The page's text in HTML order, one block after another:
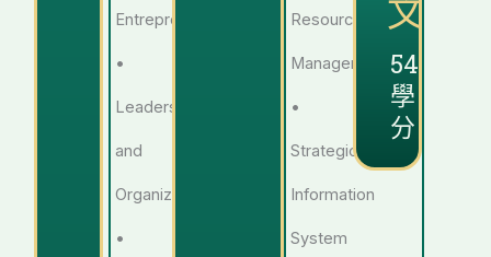
Entrepreneurship
•
Leadership
and
Organization
•
Resource
Management
•
Strategic
Information
System
文
54
學
分